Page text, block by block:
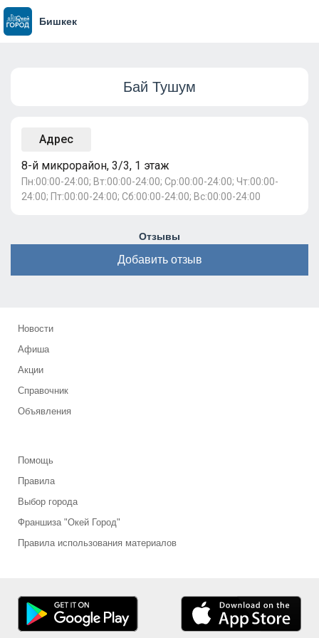
Бишкек
Бай Тушум
Адрес
8-й микрорайон, 3/3, 1 этаж
Пн:00:00-24:00; Вт:00:00-24:00; Ср:00:00-24:00; Чт:00:00-
24:00; Пт:00:00-24:00; Сб:00:00-24:00; Вс:00:00-24:00
Отзывы
Добавить отзыв
Новости
Афиша
Акции
Справочник
Объявления
Помощь
Правила
Выбор города
Франшиза "Окей Город"
Правила использования материалов